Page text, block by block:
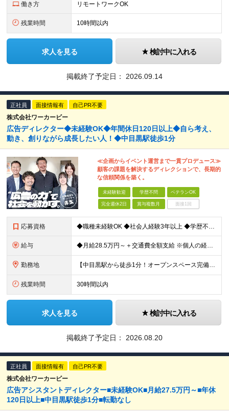
働き方 リモートワークOK
残業時間 10時間以内
求人を見る 検討中に入れる
掲載終了予定日： 2026.09.14
正社員 面接情報有 自己PR不要
株式会社ワーカービー
広告ディレクター◆未経験OK◆年間休日120日以上◆自ら考え、
動き、創りながら成長したい人！◆中目黒駅徒歩1分
≪企画からイベント運営まで一貫プロデュース≫
顧客の課題を解決するディレクションで、長期的
な信頼関係を築く。
未経験歓迎 学歴不問 ベテランOK
完全週休2日 賞与複数月 面接1回
応募資格 ◆職種未経験OK ◆社会人経験3年以上 ◆学歴不問 ～こんな方大歓迎～ ・ビジネス視点でデザインを考えられる方 ・複数案件を並行するマルチタスクが得意な方 ・自発的にコミュニケーションが取れる方 ・
給与 ◆月給28.5万円～＋交通費全額支給 ※個人の経験や能力を考慮して、金額を決定します ※固定残業代45時間分（月72,000円～）を含む。超過分は別途支給 ※試用期間3ヵ月（社会保険（雇用保険、労働
勤務地 【中目黒駅から徒歩1分！オープンスペース完備｜フリーアドレス制】 ◆本社 東京都目黒区上目黒3-3-14 アサヒ電機朝日生命中目黒ビル8F ┕東急東横線／東京メトロ日比谷線「中目黒駅」から徒歩1分
残業時間 30時間以内
求人を見る 検討中に入れる
掲載終了予定日： 2026.08.20
正社員 面接情報有 自己PR不要
株式会社ワーカービー
広告アシスタントディレクター■未経験OK■月給27.5万円～■年休
120日以上■中目黒駅徒歩1分■転勤なし